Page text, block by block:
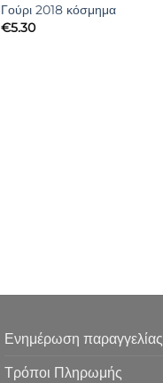
Γούρι 2018 κόσμημα
€5.30
Ενημέρωση παραγγελίας
Τρόποι Πληρωμής